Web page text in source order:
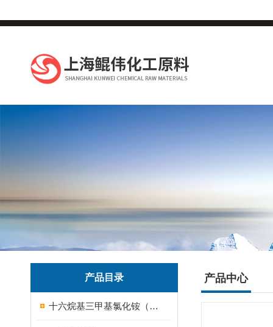
产品目录
十六烷基三甲基氯化铵（1631）
产品中心